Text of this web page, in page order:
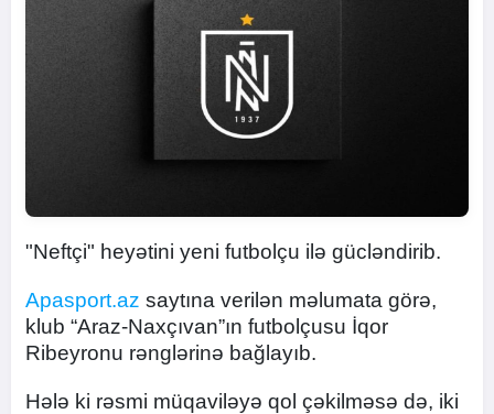
"Neftçi" heyətini yeni futbolçu ilə gücləndirib.
Apasport.az saytına verilən məlumata görə,
klub “Araz-Naxçıvan”ın futbolçusu İqor
Ribeyronu rənglərinə bağlayıb.
Hələ ki rəsmi müqaviləyə qol çəkilməsə də, iki